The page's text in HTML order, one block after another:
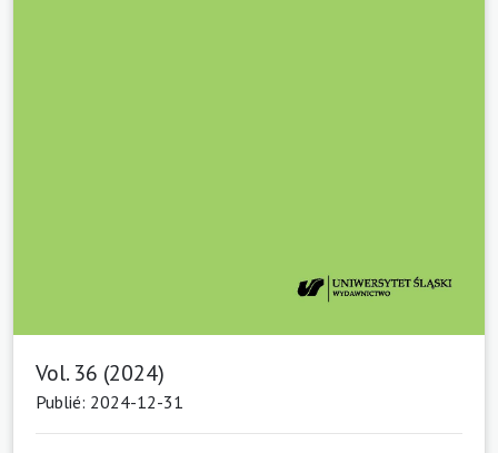
Vol. 36 (2024)
Publié: 2024-12-31